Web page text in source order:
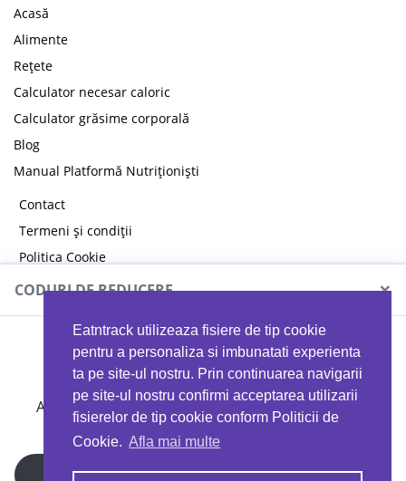
Eatntrack utilizeaza fisiere de tip cookie
pentru a personaliza si imbunatati experienta
ta pe site-ul nostru. Prin continuarea navigarii
pe site-ul nostru confirmi acceptarea utilizarii
fisierelor de tip cookie conform Politicii de
Cookie. Afla mai multe
Acasă
Alimente
Rețete
Calculator necesar caloric
Calculator grăsime corporală
Blog
Manual Platformă Nutriționiști
Contact
Termeni și condiții
Politica Cookie
Politica de confidențialitate
CODURI DE REDUCERE ×
MYPROTEIN
Ai 40%reducere la orice comandă folosind codul
EATTRACK
Profită acum